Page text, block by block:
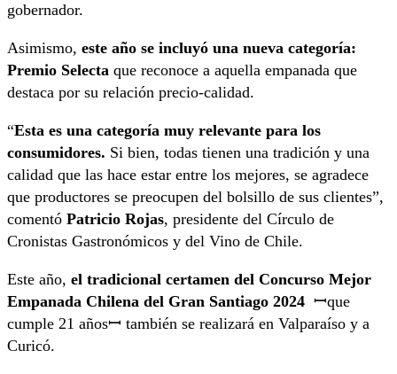
gobernador.
Asimismo, este año se incluyó una nueva categoría:
Premio Selecta que reconoce a aquella empanada que
destaca por su relación precio-calidad.
“Esta es una categoría muy relevante para los
consumidores. Si bien, todas tienen una tradición y una
calidad que las hace estar entre los mejores, se agradece
que productores se preocupen del bolsillo de sus clientes”,
comentó Patricio Rojas, presidente del Círculo de
Cronistas Gastronómicos y del Vino de Chile.
Este año, el tradicional certamen del Concurso Mejor
Empanada Chilena del Gran Santiago 2024 ꟷque
cumple 21 añosꟷ también se realizará en Valparaíso y a
Curicó.